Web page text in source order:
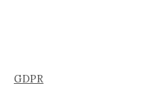
GDPR